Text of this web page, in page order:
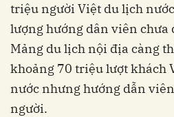
triệu người Việt du lịch
lượng hướng dân viên chưa
Mảng du lịch nội địa càng
khoảng 70 triệu lượt khách
nước nhưng hướng dẫn
người.